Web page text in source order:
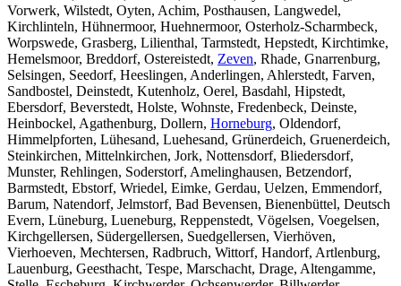
Vorwerk, Wilstedt, Oyten, Achim, Posthausen, Langwedel,
Kirchlinteln, Hühnermoor, Huehnermoor, Osterholz-Scharmbeck,
Worpswede, Grasberg, Lilienthal, Tarmstedt, Hepstedt, Kirchtimke,
Hemelsmoor, Breddorf, Ostereistedt, Zeven, Rhade, Gnarrenburg,
Selsingen, Seedorf, Heeslingen, Anderlingen, Ahlerstedt, Farven,
Sandbostel, Deinstedt, Kutenholz, Oerel, Basdahl, Hipstedt,
Ebersdorf, Beverstedt, Holste, Wohnste, Fredenbeck, Deinste,
Heinbockel, Agathenburg, Dollern, Horneburg, Oldendorf,
Himmelpforten, Lühesand, Luehesand, Grünerdeich, Gruenerdeich,
Steinkirchen, Mittelnkirchen, Jork, Nottensdorf, Bliedersdorf,
Munster, Rehlingen, Soderstorf, Amelinghausen, Betzendorf,
Barmstedt, Ebstorf, Wriedel, Eimke, Gerdau, Uelzen, Emmendorf,
Barum, Natendorf, Jelmstorf, Bad Bevensen, Bienenbüttel, Deutsch
Evern, Lüneburg, Lueneburg, Reppenstedt, Vögelsen, Voegelsen,
Kirchgellersen, Südergellersen, Suedgellersen, Vierhöven,
Vierhoeven, Mechtersen, Radbruch, Wittorf, Handorf, Artlenburg,
Lauenburg, Geesthacht, Tespe, Marschacht, Drage, Altengamme,